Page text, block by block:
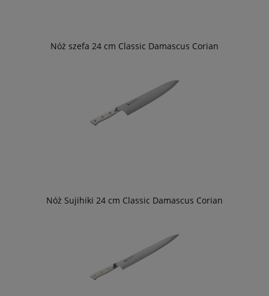
Nóż szefa 24 cm Classic Damascus Corian
Nóż Sujihiki 24 cm Classic Damascus Corian